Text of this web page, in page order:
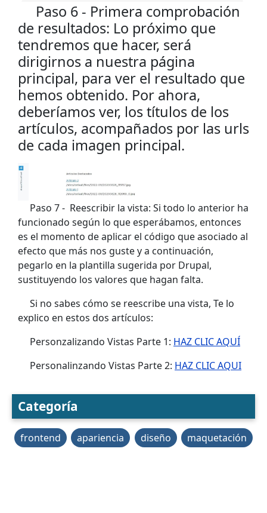
Paso 6 - Primera comprobación
de resultados: Lo próximo que
tendremos que hacer, será
dirigirnos a nuestra página
principal, para ver el resultado que
hemos obtenido. Por ahora,
deberíamos ver, los títulos de los
artículos, acompañados por las urls
de cada imagen principal.
Paso 7 - Reescribir la vista: Si todo lo anterior ha
funcionado según lo que esperábamos, entonces
es el momento de aplicar el código que asociado al
efecto que más nos guste y a continuación,
pegarlo en la plantilla sugerida por Drupal,
sustituyendo los valores que hagan falta.
Si no sabes cómo se reescribe una vista, Te lo
explico en estos dos artículos:
Personzalizando Vistas Parte 1: HAZ CLIC AQUÍ
Personalinzando Vistas Parte 2: HAZ CLIC AQUI
Categoría
frontend apariencia diseño maquetación